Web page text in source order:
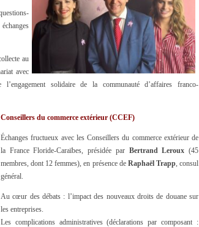
au
avec
solidaire de la communauté d’affaires franco-
Conseillers du commerce extérieur (CCEF)
Échanges fructueux avec les Conseillers du commerce extérieur de
la France Floride-Caraïbes, présidée par Bertrand Leroux (45
membres, dont 12 femmes), en présence de Raphaël Trapp, consul
général.
Au cœur des débats : l’impact des nouveaux droits de douane sur
les entreprises.
Les complications administratives (déclarations par composant :